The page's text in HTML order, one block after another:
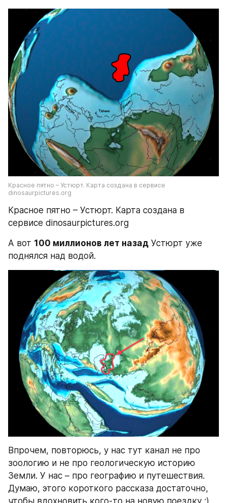
Красное пятно – Устюрт. Карта создана в сервисе
dinosaurpictures.org
Красное пятно – Устюрт. Карта создана в
сервисе dinosaurpictures.org
А вот 100 миллионов лет назад Устюрт уже
поднялся над водой.
Впрочем, повторюсь, у нас тут канал не про
зоологию и не про геологическую историю
Земли. У нас – про географию и путешествия.
Думаю, этого короткого рассказа достаточно,
чтобы вдохновить кого-то на новую поездку :)